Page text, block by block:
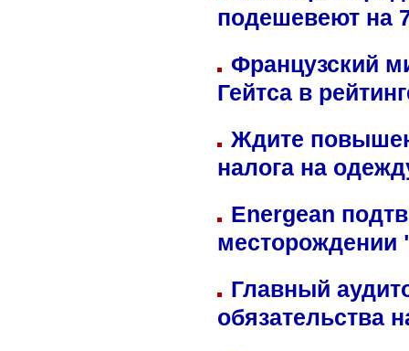
подешевеют на
Французский
Гейтса в
Ждите
налога на
Energean
Главный
обязательства